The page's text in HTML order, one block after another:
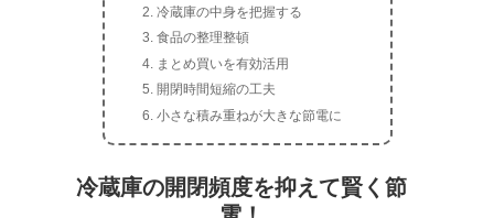
冷蔵庫の中身を把握する
食品の整理整頓
まとめ買いを有効活用
開閉時間短縮の工夫
小さな積み重ねが大きな節電に
冷蔵庫の開閉頻度を抑えて賢く節